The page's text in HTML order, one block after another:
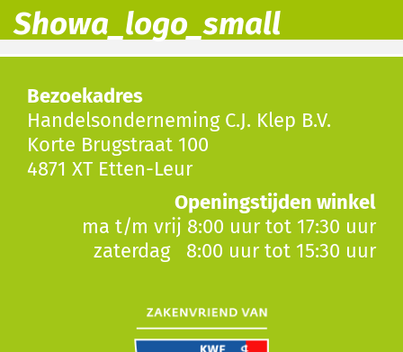
Showa_logo_small
Bezoekadres
Handelsonderneming C.J. Klep B.V.
Korte Brugstraat 100
4871 XT Etten-Leur
Openingstijden winkel
ma t/m vrij 8:00 uur tot 17:30 uur
zaterdag 8:00 uur tot 15:30 uur